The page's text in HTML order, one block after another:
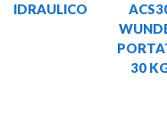
IDRAULICO
30